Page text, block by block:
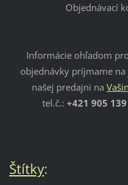
Objednávací
Informácie ohľadom
objednávky príjmame na
našej predajni na
tel.č.: +421 905
Štítky: